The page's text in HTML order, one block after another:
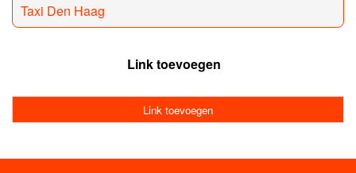
Taxi Den Haag
Link toevoegen
Link toevoegen